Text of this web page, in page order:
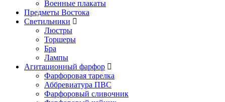
Военные плакаты
Предметы Востока
Светильники
Люстры
Торшеры
Бра
Лампы
Агитационный фарфор
Фарфоровая тарелка
Аббревиатура ПВС
Фарфоровый сливочник